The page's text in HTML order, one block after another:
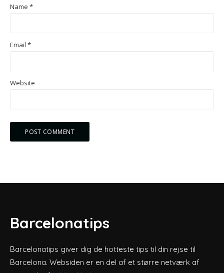
Name *
Email *
Website
Barcelonatips
Barcelonatips giver dig de hotteste tips til din rejse til
Barcelona. Websiden er en del af et større netværk af